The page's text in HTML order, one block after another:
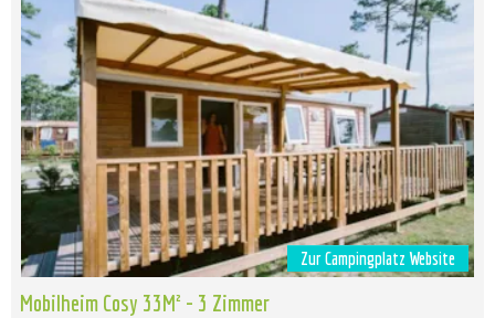
Zur Campingplatz Website
Mobilheim Cosy 33M² - 3 Zimmer